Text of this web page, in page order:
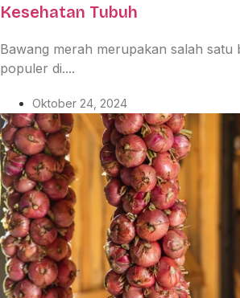
Kesehatan Tubuh
Bawang merah merupakan salah satu
populer di....
Oktober 24, 2024